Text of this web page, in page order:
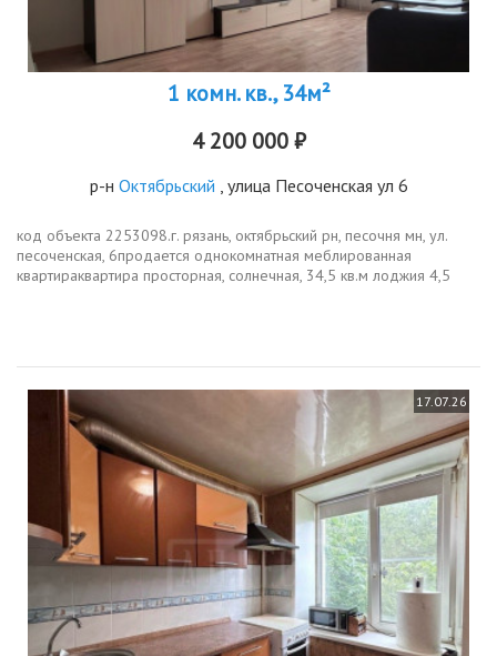
1 комн. кв., 34м²
4 200 000 ₽
р-н Октябрьский , улица Песоченская ул 6
код объекта 2253098.г. рязань, октябрьский рн, песочня мн, ул.
песоченская, 6продается однокомнатная меблированная
квартираквартира просторная, солнечная, 34,5 кв.м лоджия 4,5
17.07.26